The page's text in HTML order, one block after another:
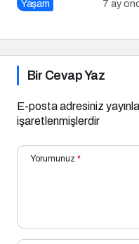
Yaşam 7 ay
Bir Cevap Yaz
E-posta adresiniz
işaretlenmişlerdir
Yorumunuz *